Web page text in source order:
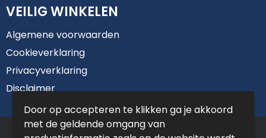
VEILIG WINKELEN
Algemene voorwaarden
Cookieverklaring
Privacyverklaring
Disclaimer
Door op accepteren te klikken ga je akkoord
met de geldende omgang van